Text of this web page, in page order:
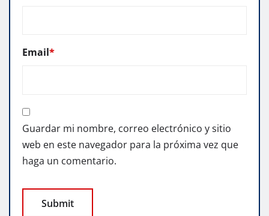
Email*
Guardar mi nombre, correo electrónico y sitio
web en este navegador para la próxima vez que
haga un comentario.